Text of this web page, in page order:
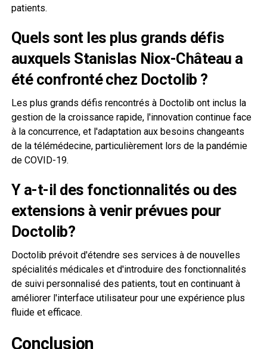
patients.
Quels sont les plus grands défis
auxquels Stanislas Niox-Château a
été confronté chez Doctolib ?
Les plus grands défis rencontrés à Doctolib ont inclus la
gestion de la croissance rapide, l'innovation continue face
à la concurrence, et l'adaptation aux besoins changeants
de la télémédecine, particulièrement lors de la pandémie
de COVID-19.
Y a-t-il des fonctionnalités ou des
extensions à venir prévues pour
Doctolib?
Doctolib prévoit d'étendre ses services à de nouvelles
spécialités médicales et d'introduire des fonctionnalités
de suivi personnalisé des patients, tout en continuant à
améliorer l'interface utilisateur pour une expérience plus
fluide et efficace.
Conclusion